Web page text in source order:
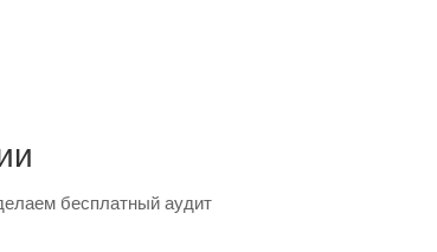
бесплатный аудит